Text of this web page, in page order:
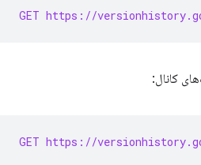
GET https://
کانال:
GET https://